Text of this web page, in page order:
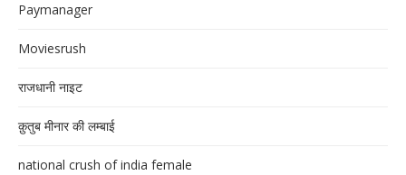
Paymanager
Moviesrush
राजधानी नाइट
क़ुतुब मीनार की लम्बाई
national crush of india female